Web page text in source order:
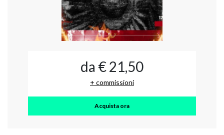
da € 21,50
+ commissioni
Acquista ora